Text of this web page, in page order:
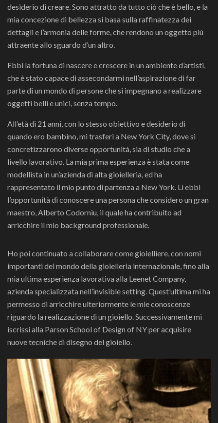
desiderio di creare. Sono attratto da tutto ciò che è bello, e la
mia concezione di bellezza si basa sulla raffinatezza dei
dettagli e l’armonia delle forme, che rendono un oggetto più
attraente allo sguardo d’un altro.
Ebbi la fortuna di nascere e crescere in un ambiente d’artisti,
che è stato capace di assecondarmi nell’aspirazione di far
parte di un mondo di persone che si impegnano a realizzare
oggetti belli e unici, senza tempo.
All’età di 21 anni, con lo stesso obiettivo e desiderio di
quando ero bambino, mi trasferì a New York City, dove si
concretizzarono diverse opportunità, sia di studio che a
livello lavorativo. La mia prima esperienza è stata come
modellista in un’azienda di alta gioielleria, ed ha
rappresentato il mio punto di partenza a New York. Lì ebbi
l’opportunità di conoscere una persona che considero un gran
maestro, Alberto Codorniu, il quale ha contribuito ad
arricchire il mio background professionale.
Ho poi continuato a collaborare come gioielliere, con nomi
importanti del mondo della gioielleria internazionale, fino alla
mia ultima esperienza lavorativa alla Leenet Company,
azienda specializzata nell’invisible setting. Quest’ultima mi ha
permesso di arricchire ulteriormente le mie conoscenze
riguardo la realizzazione di un gioiello. Successivamente mi
iscrissi alla Parson School of Design of NY per acquisire
nuove tecniche di disegno del gioiello.